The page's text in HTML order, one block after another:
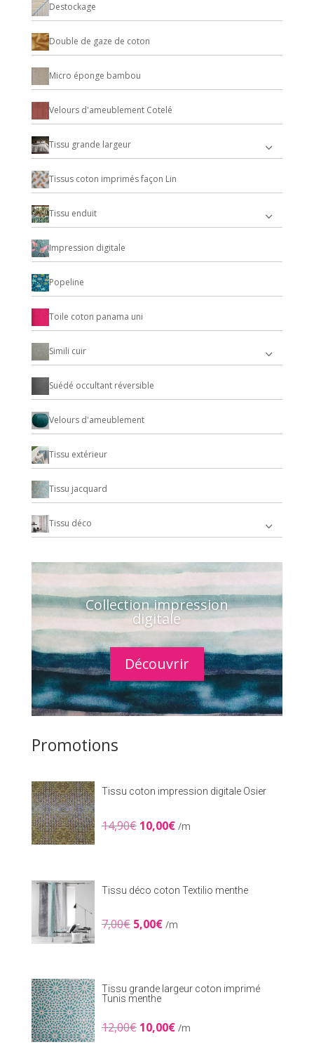
Destockage
Double de gaze de coton
Micro éponge bambou
Velours d'ameublement Cotelé
Tissu grande largeur
Tissus coton imprimés façon Lin
Tissu enduit
Impression digitale
Popeline
Toile coton panama uni
Simili cuir
Suédé occultant réversible
Velours d'ameublement
Tissu extérieur
Tissu jacquard
Tissu déco
Collection impression
digitale
Découvrir
Promotions
Tissu coton impression digitale Osier
14,90€ Le
10,00€Le
/m
Tissu déco coton Textilio menthe
7,00€ Le
5,00€Le
/m
Tissu grande largeur coton imprimé
Tunis menthe
12,00€ Le
10,00€Le
/m